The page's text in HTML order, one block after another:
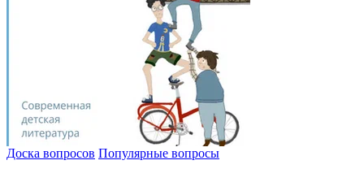
Доска вопросов Популярные вопросы